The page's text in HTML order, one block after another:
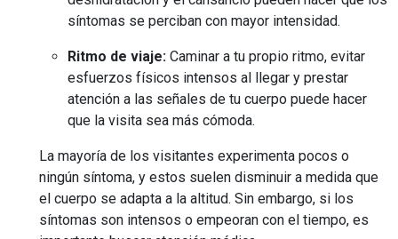
síntomas se perciban con mayor intensidad.
Ritmo de viaje: Caminar a tu propio ritmo, evitar
esfuerzos físicos intensos al llegar y prestar
atención a las señales de tu cuerpo puede hacer
que la visita sea más cómoda.
La mayoría de los visitantes experimenta pocos o
ningún síntoma, y estos suelen disminuir a medida que
el cuerpo se adapta a la altitud. Sin embargo, si los
síntomas son intensos o empeoran con el tiempo, es